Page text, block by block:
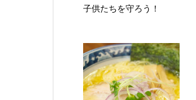
子供たちを守ろう！